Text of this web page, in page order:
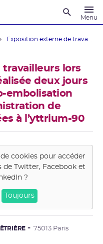
Menu
travailleurs lors
deux jours
embolisation
de
à l’yttrium-90
cookies pour accéder
deTwitter, Facebook et
?
Toujours
75013 Paris